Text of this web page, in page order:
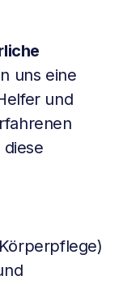
uns eine
und